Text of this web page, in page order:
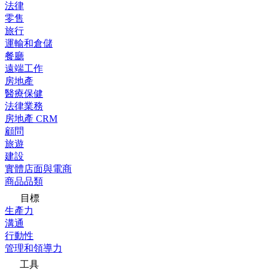
法律
零售
旅行
運輸和倉儲
餐廳
遠端工作
房地產
醫療保健
法律業務
房地產 CRM
顧問
旅遊
建設
實體店面與電商
商品品類
目標
生產力
溝通
行動性
管理和領導力
工具